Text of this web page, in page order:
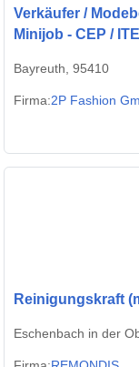
Verkäufer /
Minijob - CEP /
Bayreuth, 95410
Firma:2P Fashion
Reinigungskraft
Eschenbach in der